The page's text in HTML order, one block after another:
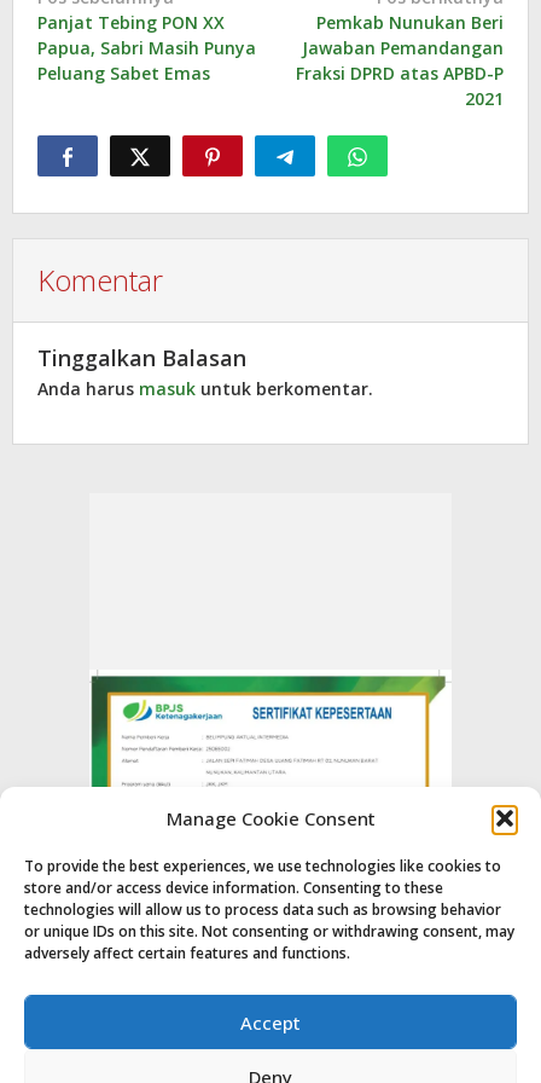
Manage Cookie Consent
To provide the best experiences, we use technologies like cookies to
store and/or access device information. Consenting to these
technologies will allow us to process data such as browsing behavior
or unique IDs on this site. Not consenting or withdrawing consent, may
adversely affect certain features and functions.
Accept
Deny
pos
Panjat Tebing PON XX
Papua, Sabri Masih Punya
Peluang Sabet Emas
Pemkab Nunukan Beri
Jawaban Pemandangan
Fraksi DPRD atas APBD-P
2021
Komentar
Tinggalkan Balasan
Anda harus masuk untuk berkomentar.